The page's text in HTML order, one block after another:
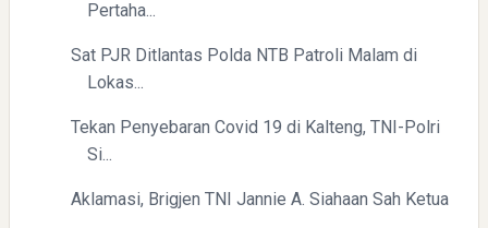
Pertaha...
Sat PJR Ditlantas Polda NTB Patroli Malam di
Lokas...
Tekan Penyebaran Covid 19 di Kalteng, TNI-Polri
Si...
Aklamasi, Brigjen TNI Jannie A. Siahaan Sah Ketua